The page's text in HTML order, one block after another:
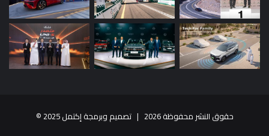
حقوق النشر محفوظة 2026 | تصميم وبرمجة إكتمل 2025 ©